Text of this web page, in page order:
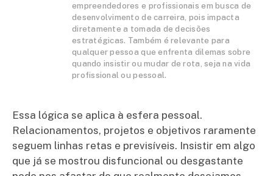
empreendedores e profissionais em busca de
desenvolvimento de carreira, pois impacta
diretamente a tomada de decisões
estratégicas. Também é relevante para
qualquer pessoa que enfrenta dilemas sobre
quando insistir ou mudar de rota, seja na vida
profissional ou pessoal.
Essa lógica se aplica à esfera pessoal.
Relacionamentos, projetos e objetivos raramente
seguem linhas retas e previsíveis. Insistir em algo
que já se mostrou disfuncional ou desgastante